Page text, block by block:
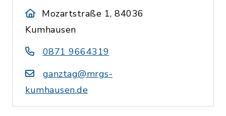
Mozartstraße 1, 84036
Kumhausen
0871 9664319
ganztag@mrgs-
kumhausen.de